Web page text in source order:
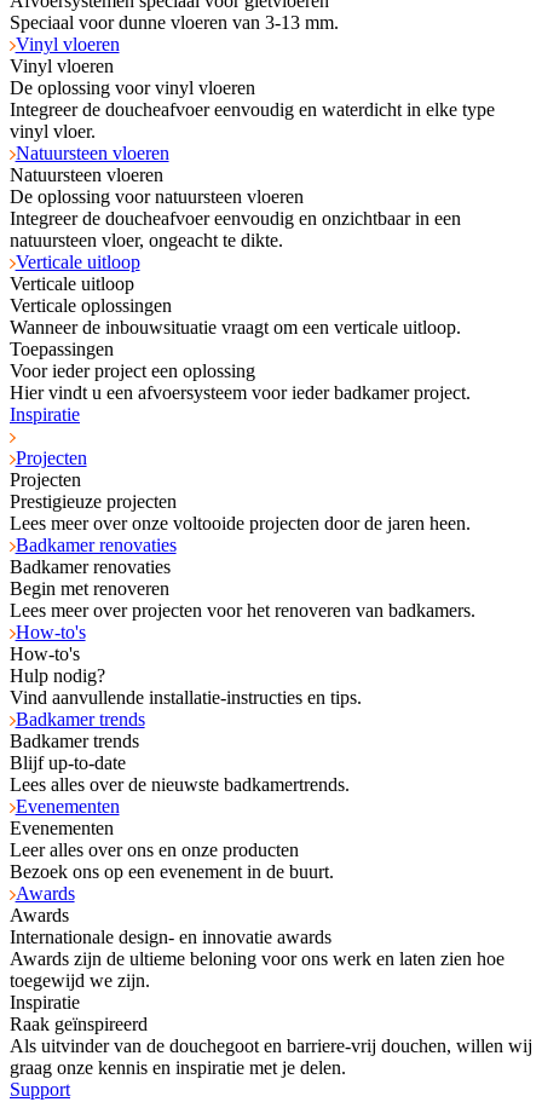
Speciaal voor dunne vloeren van 3-13 mm.
Vinyl vloeren
Vinyl vloeren
De oplossing voor vinyl vloeren
Integreer de doucheafvoer eenvoudig en waterdicht in elke type
vinyl vloer.
Natuursteen vloeren
Natuursteen vloeren
De oplossing voor natuursteen vloeren
Integreer de doucheafvoer eenvoudig en onzichtbaar in een
natuursteen vloer, ongeacht te dikte.
Verticale uitloop
Verticale uitloop
Verticale oplossingen
Wanneer de inbouwsituatie vraagt om een verticale uitloop.
Toepassingen
Voor ieder project een oplossing
Hier vindt u een afvoersysteem voor ieder badkamer project.
Inspiratie
Projecten
Projecten
Prestigieuze projecten
Lees meer over onze voltooide projecten door de jaren heen.
Badkamer renovaties
Badkamer renovaties
Begin met renoveren
Lees meer over projecten voor het renoveren van badkamers.
How-to's
How-to's
Hulp nodig?
Vind aanvullende installatie-instructies en tips.
Badkamer trends
Badkamer trends
Blijf up-to-date
Lees alles over de nieuwste badkamertrends.
Evenementen
Evenementen
Leer alles over ons en onze producten
Bezoek ons op een evenement in de buurt.
Awards
Awards
Internationale design- en innovatie awards
Awards zijn de ultieme beloning voor ons werk en laten zien hoe
toegewijd we zijn.
Inspiratie
Raak geïnspireerd
Als uitvinder van de douchegoot en barriere-vrij douchen, willen wij
graag onze kennis en inspiratie met je delen.
Support